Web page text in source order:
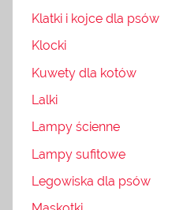
Klatki i kojce dla psów
Klocki
Kuwety dla kotów
Lalki
Lampy ścienne
Lampy sufitowe
Legowiska dla psów